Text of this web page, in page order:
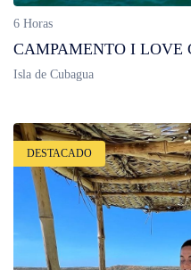
6 Horas
CAMPAMENTO I LOVE
Isla de Cubagua
DESTACADO